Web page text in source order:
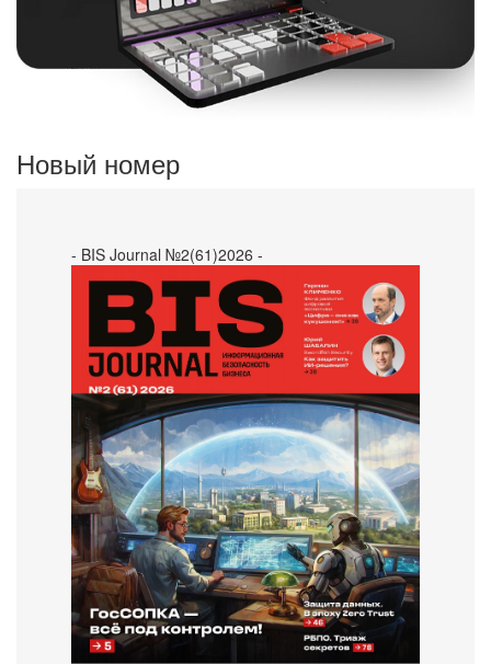
Новый номер
- BIS Journal №2(61)2026 -